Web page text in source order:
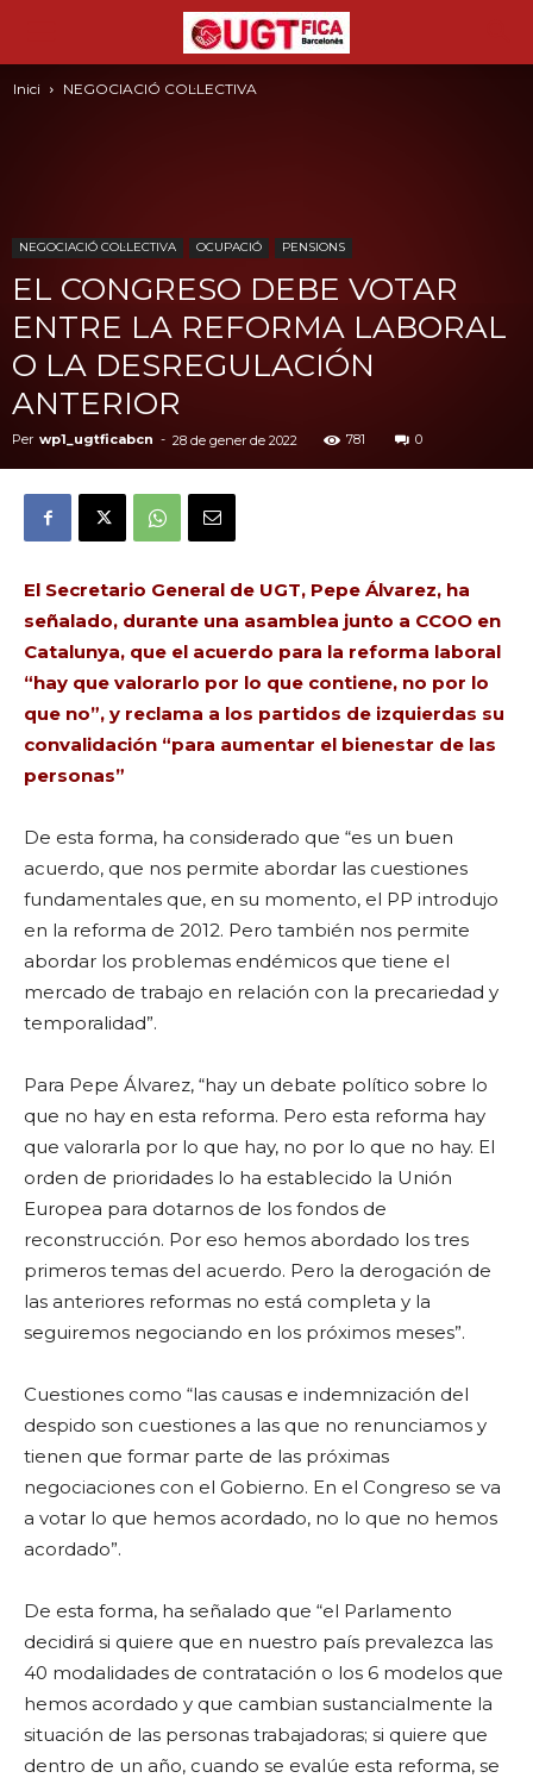
Inici NEGOCIACIÓ COL·LECTIVA
NEGOCIACIÓ COL·LECTIVA OCUPACIÓ PENSIONS
EL CONGRESO DEBE VOTAR
ENTRE LA REFORMA LABORAL
O LA DESREGULACIÓN
ANTERIOR
Per wp1_ugtficabcn - 28 de gener de 2022 781 0
El Secretario General de UGT, Pepe Álvarez, ha
señalado, durante una asamblea junto a CCOO en
Catalunya, que el acuerdo para la reforma laboral
“hay que valorarlo por lo que contiene, no por lo
que no”, y reclama a los partidos de izquierdas su
convalidación “para aumentar el bienestar de las
personas”
De esta forma, ha considerado que “es un buen
acuerdo, que nos permite abordar las cuestiones
fundamentales que, en su momento, el PP introdujo
en la reforma de 2012. Pero también nos permite
abordar los problemas endémicos que tiene el
mercado de trabajo en relación con la precariedad y
temporalidad”.
Para Pepe Álvarez, “hay un debate político sobre lo
que no hay en esta reforma. Pero esta reforma hay
que valorarla por lo que hay, no por lo que no hay. El
orden de prioridades lo ha establecido la Unión
Europea para dotarnos de los fondos de
reconstrucción. Por eso hemos abordado los tres
primeros temas del acuerdo. Pero la derogación de
las anteriores reformas no está completa y la
seguiremos negociando en los próximos meses”.
Cuestiones como “las causas e indemnización del
despido son cuestiones a las que no renunciamos y
tienen que formar parte de las próximas
negociaciones con el Gobierno. En el Congreso se va
a votar lo que hemos acordado, no lo que no hemos
acordado”.
De esta forma, ha señalado que “el Parlamento
decidirá si quiere que en nuestro país prevalezca las
40 modalidades de contratación o los 6 modelos que
hemos acordado y que cambian sustancialmente la
situación de las personas trabajadoras; si quiere que
dentro de un año, cuando se evalúe esta reforma, se